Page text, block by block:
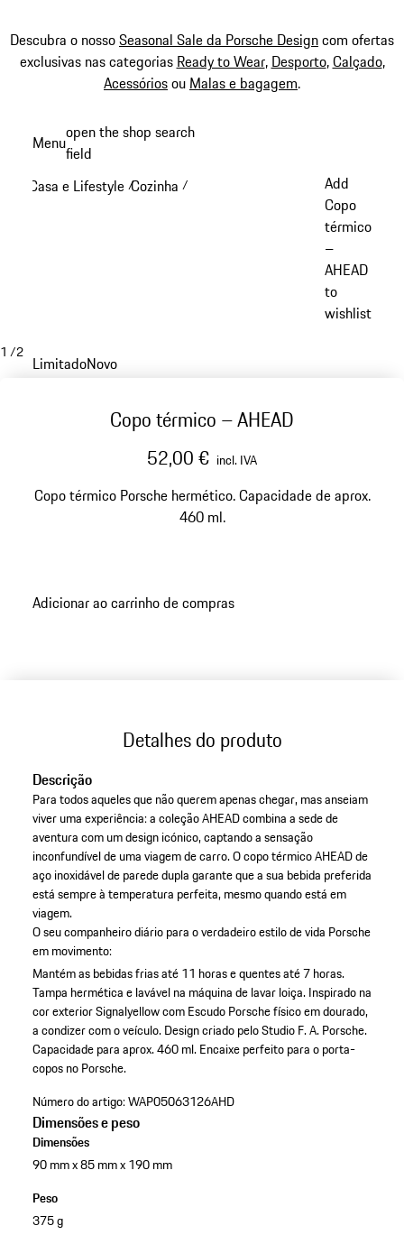
Descubra o nossoSeasonal Sale da Porsche Designcom ofertas
exclusivas nas categorias Ready to Wear, Desporto,Calçado,
Acessóriosou Malas e bagagem.
conteúdo
Menuopen the shop search
field
Casa e Lifestyle /Cozinha /
Add
Copo
térmico
–
AHEAD
to
wishlist
1 /2
LimitadoNovo
Copo térmico – AHEAD
52,00 € incl. IVA
Copo térmico Porsche hermético. Capacidade de aprox.
460 ml.
Adicionar ao carrinho de compras
Detalhes do produto
Descrição
Para todos aqueles que não querem apenas chegar, mas anseiam
viver uma experiência: a coleção AHEAD combina a sede de
aventura com um design icónico, captando a sensação
inconfundível de uma viagem de carro. O copo térmico AHEAD de
aço inoxidável de parede dupla garante que a sua bebida preferida
está sempre à temperatura perfeita, mesmo quando está em
viagem.
O seu companheiro diário para o verdadeiro estilo de vida Porsche
em movimento:
Mantém as bebidas frias até 11 horas e quentes até 7 horas.
Tampa hermética e lavável na máquina de lavar loiça. Inspirado na
cor exterior Signalyellow com Escudo Porsche físico em dourado,
a condizer com o veículo. Design criado pelo Studio F. A. Porsche.
Capacidade para aprox. 460 ml. Encaixe perfeito para o porta-
copos no Porsche.
Número do artigo:WAP05063126AHD
Dimensões e peso
Dimensões
90 mm x 85 mm x 190 mm
Peso
375 g